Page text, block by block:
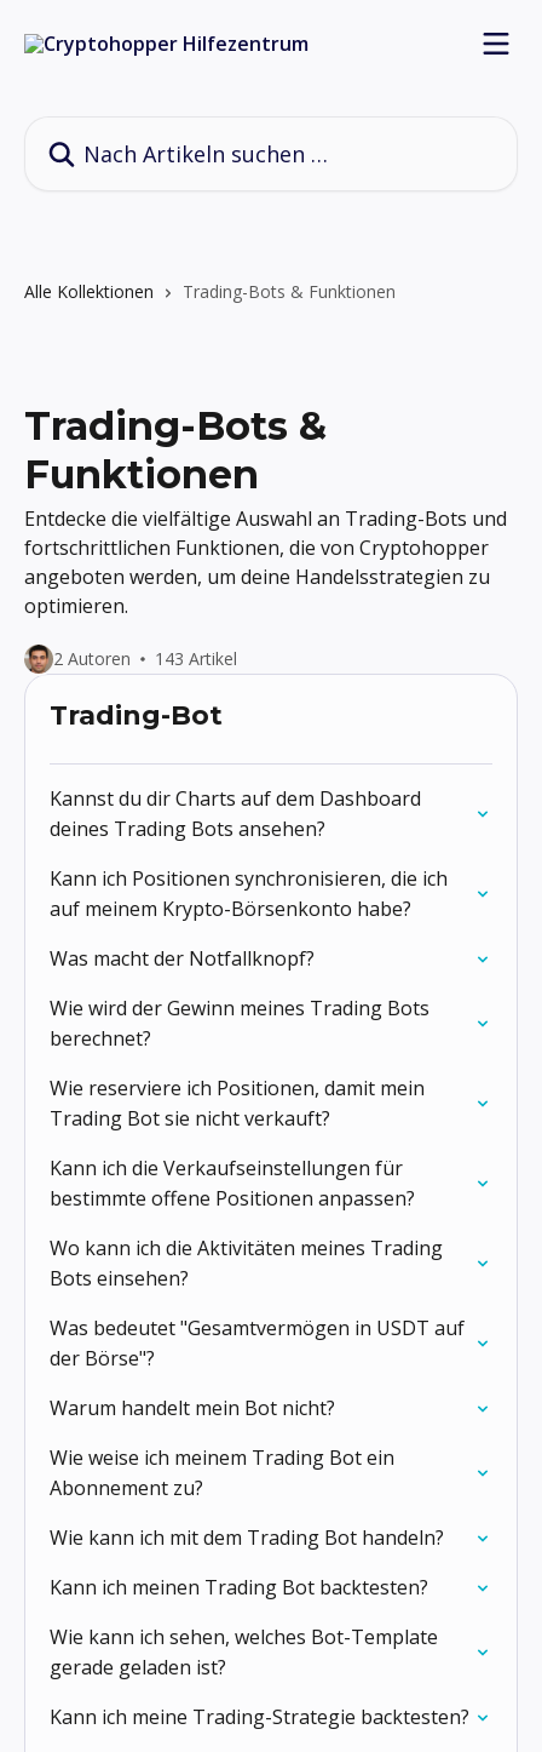
Alle Kollektionen Trading-Bots & Funktionen
Trading-Bots &
Funktionen
Entdecke die vielfältige Auswahl an Trading-Bots und
fortschrittlichen Funktionen, die von Cryptohopper
angeboten werden, um deine Handelsstrategien zu
optimieren.
2 Autoren 143 Artikel
Trading-Bot
Kannst du dir Charts auf dem Dashboard
deines Trading Bots ansehen?
Kann ich Positionen synchronisieren, die ich
auf meinem Krypto-Börsenkonto habe?
Was macht der Notfallknopf?
Wie wird der Gewinn meines Trading Bots
berechnet?
Wie reserviere ich Positionen, damit mein
Trading Bot sie nicht verkauft?
Kann ich die Verkaufseinstellungen für
bestimmte offene Positionen anpassen?
Wo kann ich die Aktivitäten meines Trading
Bots einsehen?
Was bedeutet "Gesamtvermögen in USDT auf
der Börse"?
Warum handelt mein Bot nicht?
Wie weise ich meinem Trading Bot ein
Abonnement zu?
Wie kann ich mit dem Trading Bot handeln?
Kann ich meinen Trading Bot backtesten?
Wie kann ich sehen, welches Bot-Template
gerade geladen ist?
Kann ich meine Trading-Strategie backtesten?